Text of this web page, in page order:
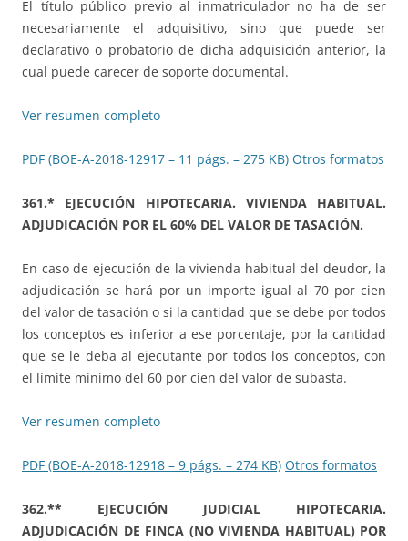
El título público previo al inmatriculador no ha de ser
necesariamente el adquisitivo, sino que puede ser
declarativo o probatorio de dicha adquisición anterior, la
cual puede carecer de soporte documental.
Ver resumen completo
PDF (BOE-A-2018-12917 – 11 págs. – 275 KB) Otros formatos
361.* EJECUCIÓN HIPOTECARIA. VIVIENDA HABITUAL.
ADJUDICACIÓN POR EL 60% DEL VALOR DE TASACIÓN.
En caso de ejecución de la vivienda habitual del deudor, la
adjudicación se hará por un importe igual al 70 por cien
del valor de tasación o si la cantidad que se debe por todos
los conceptos es inferior a ese porcentaje, por la cantidad
que se le deba al ejecutante por todos los conceptos, con
el límite mínimo del 60 por cien del valor de subasta.
Ver resumen completo
PDF (BOE-A-2018-12918 – 9 págs. – 274 KB) Otros formatos
362.** EJECUCIÓN JUDICIAL HIPOTECARIA.
ADJUDICACIÓN DE FINCA (NO VIVIENDA HABITUAL) POR